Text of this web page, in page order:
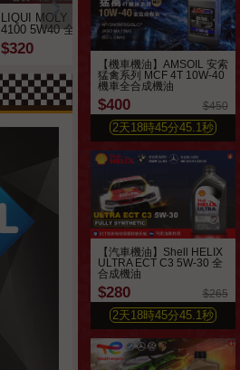
【機車機油】AMSOIL 安索
猛禽系列 MCF 4T 10W-40
機車全合成機油
$400 $450
2天18時45分43.4秒
【汽車機油】Shell HELIX
ULTRA ECT C3 5W-30 全
合成機油
$280 $265
2天18時45分43.4秒
LIQUI MOLY Top Tec
4100 5W40 全合成機油
$320 $600
FUCHS TITAN
FLEX 3 5W-40
油 XTL
$240